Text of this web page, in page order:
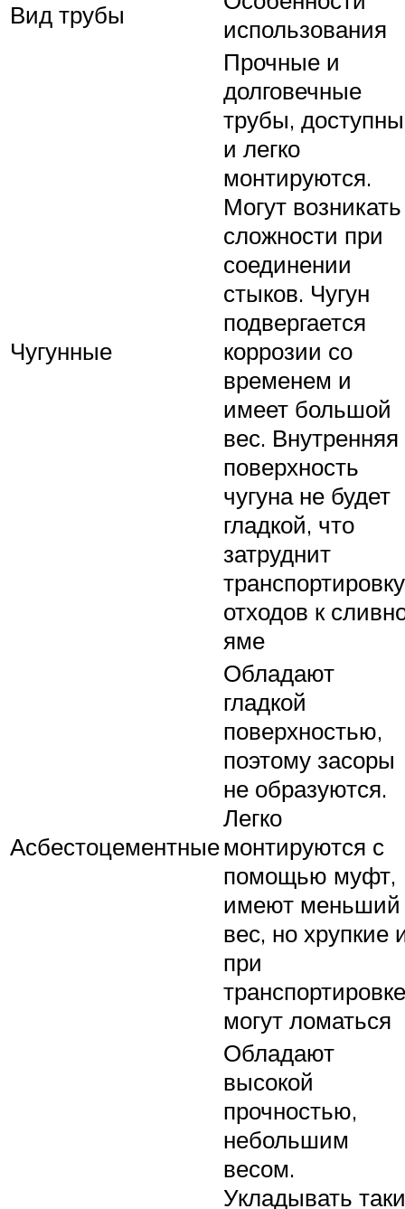
Вид трубы
использования
Чугунные
Прочные и
долговечные
трубы, доступны
и легко
монтируются.
Могут возникать
сложности при
соединении
стыков. Чугун
подвергается
коррозии со
временем и
имеет большой
вес. Внутренняя
поверхность
чугуна не будет
гладкой, что
затруднит
транспортировку
отходов к
яме
Асбестоцементные
Обладают
гладкой
поверхностью,
поэтому засоры
не образуются.
Легко
монтируются с
помощью муфт,
имеют меньший
вес, но хрупкие
при
транспортировке
могут ломаться
Обладают
высокой
прочностью,
небольшим
весом.
Укладывать